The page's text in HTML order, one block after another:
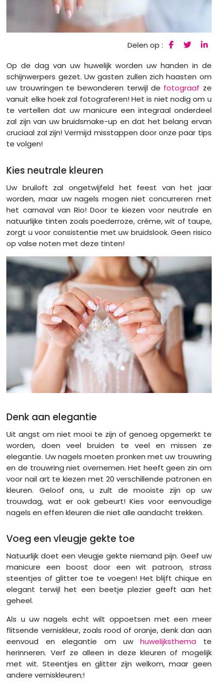
Delen op :
Op de dag van uw huwelijk worden uw handen in de
schijnwerpers gezet. Uw gasten zullen zich haasten om
uw trouwringen te bewonderen terwijl de fotograaf ze
vanuit elke hoek zal fotograferen! Het is niet nodig om u
te vertellen dat uw manicure een integraal onderdeel
zal zijn van uw bruidsmake-up en dat het belang ervan
cruciaal zal zijn! Vermijd misstappen door onze paar tips
te volgen!
Kies neutrale kleuren
Uw bruiloft zal ongetwijfeld het feest van het jaar
worden, maar uw nagels mogen niet concurreren met
het carnaval van Rio! Door te kiezen voor neutrale en
natuurlijke tinten zoals poederroze, crème, wit of taupe,
zorgt u voor consistentie met uw bruidslook. Geen risico
op valse noten met deze tinten!
Denk aan elegantie
Uit angst om niet mooi te zijn of genoeg opgemerkt te
worden, doen veel bruiden te veel en missen ze
elegantie. Uw nagels moeten pronken met uw trouwring
en de trouwring niet overnemen. Het heeft geen zin om
voor nail art te kiezen met 20 verschillende patronen en
kleuren. Geloof ons, u zult de mooiste zijn op uw
trouwdag, wat er ook gebeurt! Kies voor eenvoudige
nagels en effen kleuren die niet alle aandacht trekken.
Voeg een vleugje gekte toe
Natuurlijk doet een vleugje gekte niemand pijn. Geef uw
manicure een boost door een wit patroon, strass
steentjes of glitter toe te voegen! Het blijft chique en
elegant terwijl het een beetje plezier geeft aan het
geheel.
Als u uw nagels echt wilt oppoetsen met een meer
flitsende verniskleur, zoals rood of oranje, denk dan aan
eenvoud en elegantie om uwhuwelijksthema te
herinneren. Verf ze alleen in deze kleuren of mogelijk
met wit. Steentjes en glitter zijn welkom, maar geen
andere verniskleuren;!